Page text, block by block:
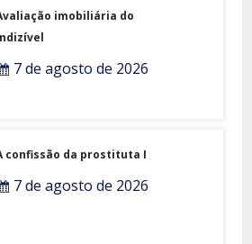
imobiliária do
7 de agosto de 2026
confissão da prostituta I
7 de agosto de 2026